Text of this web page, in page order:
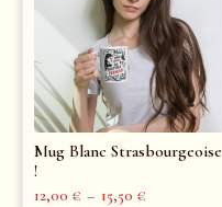
Mug Blanc Strasbourgeoise
!
12,00 € – 15,50 €